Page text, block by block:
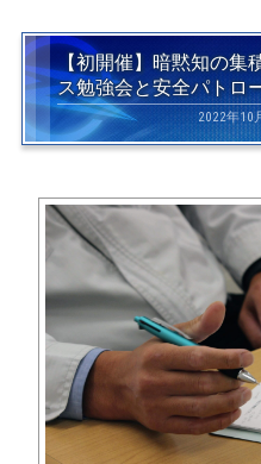
【初開催】暗黙知の集
ス勉強会と安全パトロ
2022年10